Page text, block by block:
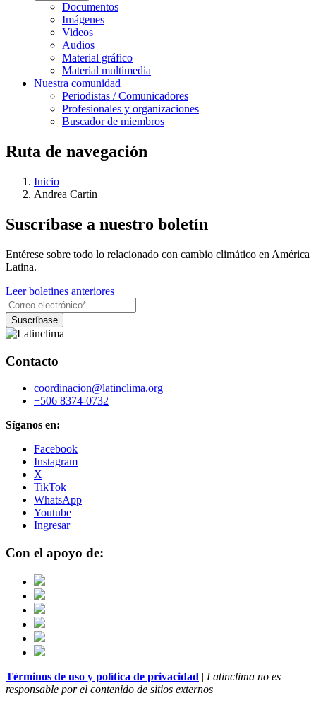
Documentos
Imágenes
Videos
Audios
Material gráfico
Material multimedia
Nuestra comunidad
Periodistas / Comunicadores
Profesionales y organizaciones
Buscador de miembros
Ruta de navegación
Inicio
Andrea Cartín
Suscríbase a nuestro boletín
Entérese sobre todo lo relacionado con cambio climático en América
Latina.
Leer boletines anteriores
Contacto
coordinacion@latinclima.org
+506 8374-0732
Síganos en:
Facebook
Instagram
X
TikTok
WhatsApp
Youtube
Ingresar
Con el apoyo de:
Términos de uso y política de privacidad | Latinclima no es
responsable por el contenido de sitios externos